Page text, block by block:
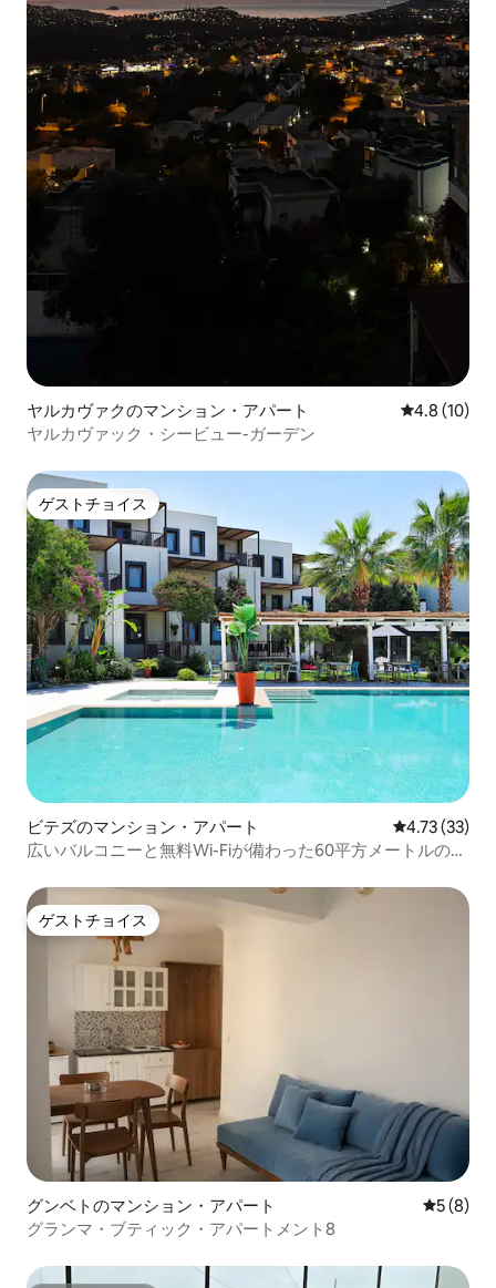
ヤルカヴァクのマンション・アパート レビュー10
4.8 (10)
ヤルカヴァック・シービュー-ガーデン
ゲストチョイス
ゲストチョイス
ビテズのマンション・アパート レビュー33
4.73 (33)
広いバルコニーと無料Wi-Fiが備わった60平方メートルのス
ゲストチョイス
ゲストチョイス
グンベトのマンション・アパート レビュー
5 (8)
グランマ・ブティック・アパートメント8